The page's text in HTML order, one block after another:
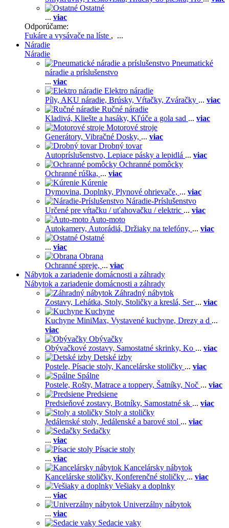
Ostatné
... viac
Odporúčame:
Fukáre a vysávače na líste , ...
Náradie
Náradie
Pneumatické
náradie a príslušenstvo
... viac
Elektro náradie
Píly, AKU náradie, Brúsky, Vŕtačky, Zváračky ... viac
Ručné náradie
Kladivá, Kliešte a hasáky, Kľúče a gola sad ... viac
Motorové stroje
Generátory, Vibračné Dosky, ... viac
Drobný tovar
Autopríslušenstvo, Lepiace pásky a lepidlá ... viac
Ochranné pomôcky
Ochranné rúška, ... viac
Kúrenie
Dymovina, Doplnky, Plynové ohrievače, ... viac
Náradie-Príslušenstvo
Určené pre vŕtačku / uťahovačku / elektric ... viac
Auto-moto
Autokamery, Autorádiá, Držiaky na telefóny, ... viac
Ostatné
... viac
Obrana
Ochranné spreje, ... viac
Nábytok a zariadenie domácnosti a záhrady
Nábytok a zariadenie domácnosti a záhrady
Záhradný nábytok
Zostavy, Lehátka, Stoly, Stoličky a kreslá, Ser ... viac
Kuchyne
Kuchyne MiniMax, Vystavené kuchyne, Drezy a d ...
viac
Obývačky
Obývačkové zostavy, Samostatné skrinky, Ko ... viac
Detské izby
Postele, Písacie stoly, Kancelárske stoličky ... viac
Spálne
Postele, Rošty, Matrace a toppery, Šatníky, Noč ... viac
Predsiene
Predsieňové zostavy, Botníky, Samostatné sk ... viac
Stoly a stoličky
Jedálenské stoly, Jedálenské a barové stol ... viac
Sedačky
... viac
Písacie stoly
... viac
Kancelársky nábytok
Kancelárske stoličky, Konferenčné stoličky ... viac
Vešiaky a doplnky
... viac
Univerzálny nábytok
... viac
Sedacie vaky